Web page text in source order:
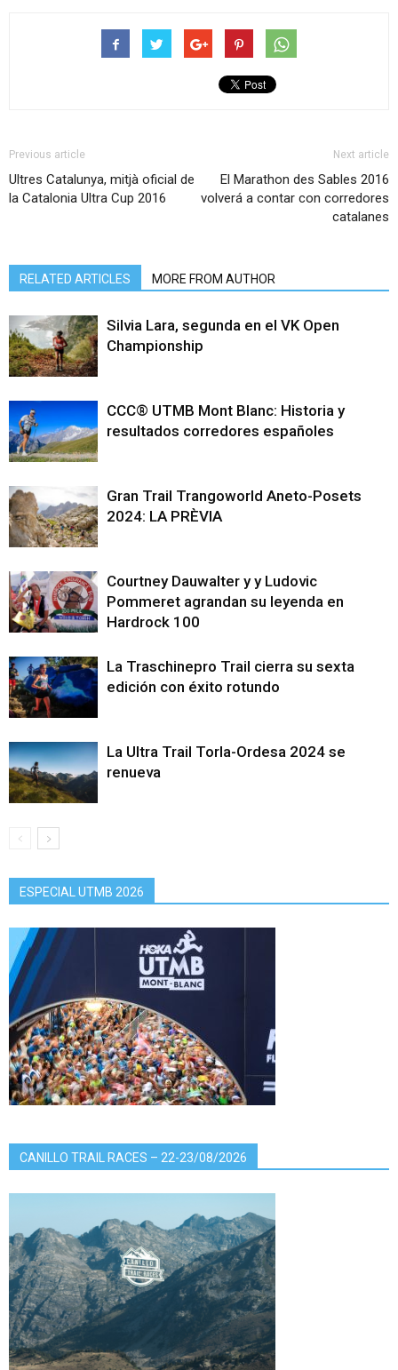
Previous article
Ultres Catalunya, mitjà oficial de
la Catalonia Ultra Cup 2016
Next article
El Marathon des Sables 2016
volverá a contar con corredores
catalanes
RELATED ARTICLES MORE FROM AUTHOR
Silvia Lara, segunda en el VK Open
Championship
CCC® UTMB Mont Blanc: Historia y
resultados corredores españoles
Gran Trail Trangoworld Aneto-Posets
2024: LA PRÈVIA
Courtney Dauwalter y y Ludovic
Pommeret agrandan su leyenda en
Hardrock 100
La Traschinepro Trail cierra su sexta
edición con éxito rotundo
La Ultra Trail Torla-Ordesa 2024 se
renueva
ESPECIAL UTMB 2026
CANILLO TRAIL RACES – 22-23/08/2026